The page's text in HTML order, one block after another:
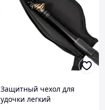
Защитный чехол для
удочки легкий